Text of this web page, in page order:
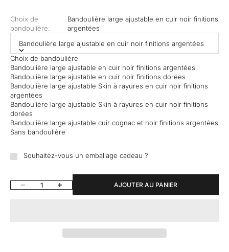
Choix de
bandoulière:
Bandoulière large ajustable en cuir noir finitions
argentées
Bandoulière large ajustable en cuir noir finitions argentées
Choix de bandoulière
Bandoulière large ajustable en cuir noir finitions argentées
Bandoulière large ajustable en cuir noir finitions dorées
Bandoulière large ajustable Skin à rayures en cuir noir finitions
argentées
Bandoulière large ajustable Skin à rayures en cuir noir finitions
dorées
Bandoulière large ajustable cuir cognac et noir finitions argentées
Sans bandoulière
Souhaitez-vous un emballage cadeau ?
Diminuer la quantitéAugmenter la quantitéAJOUTER AU PANIER